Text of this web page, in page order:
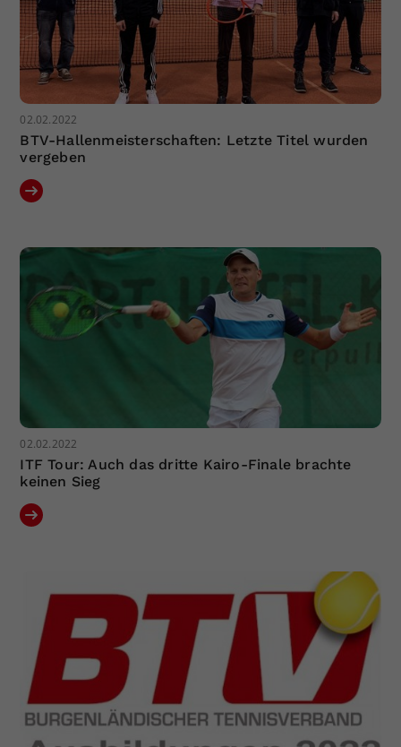
02.02.2022
BTV-Hallenmeisterschaften: Letzte Titel wurden
vergeben
02.02.2022
ITF Tour: Auch das dritte Kairo-Finale brachte
keinen Sieg